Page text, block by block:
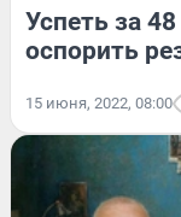
Успеть за
оспорить
15 июня, 2022, 08:00